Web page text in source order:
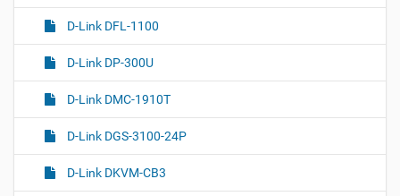
D-Link DFL-1100
D-Link DP-300U
D-Link DMC-1910T
D-Link DGS-3100-24P
D-Link DKVM-CB3